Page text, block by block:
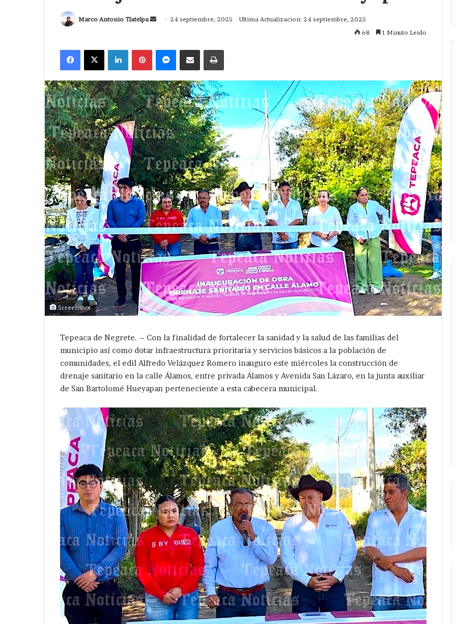
Marco Antonio Tlatelpa
Send 24 septiembre, 2025
Ultima Actualizacion: 24 septiembre, 2025
68
1 Minuto Leido
Facebook
X LinkedInPinterestMessengerCompartir via CorreoImprimir
Screenshot
Tepeaca de Negrete. – Con la finalidad de fortalecer la sanidad y la salud de las familias del
municipio así como dotar infraestructura prioritaria y servicios básicos a la población de
comunidades, el edil Alfredo Velázquez Romero inauguro este miércoles la construcción de
drenaje sanitario en la calle Álamos, entre privada Álamos y Avenida San Lázaro, en la junta auxiliar
de San Bartolomé Hueyapan perteneciente a esta cabecera municipal.